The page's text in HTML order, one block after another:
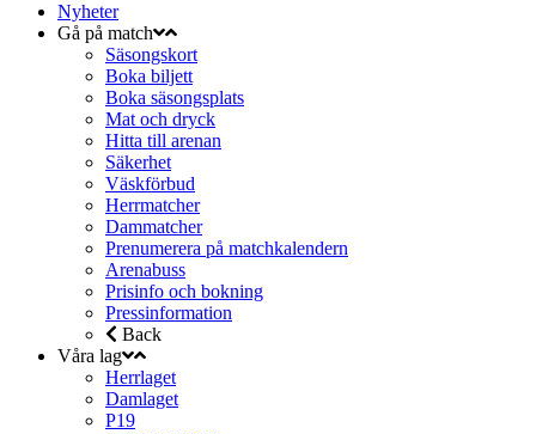
Nyheter
Gå på match
Säsongskort
Boka biljett
Boka säsongsplats
Mat och dryck
Hitta till arenan
Säkerhet
Väskförbud
Herrmatcher
Dammatcher
Prenumerera på matchkalendern
Arenabuss
Prisinfo och bokning
Pressinformation
Back
Våra lag
Herrlaget
Damlaget
P19